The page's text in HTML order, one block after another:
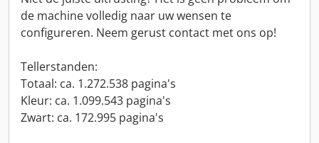
de machine volledig naar uw wensen te
configureren. Neem gerust contact met ons op!
Tellerstanden:
Totaal: ca. 1.272.538 pagina's
Kleur: ca. 1.099.543 pagina's
Zwart: ca. 172.995 pagina's